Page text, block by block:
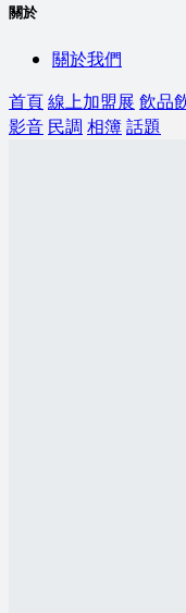
關於
關於我們
首頁線上加盟展 飲品
影音 民調 相簿話題